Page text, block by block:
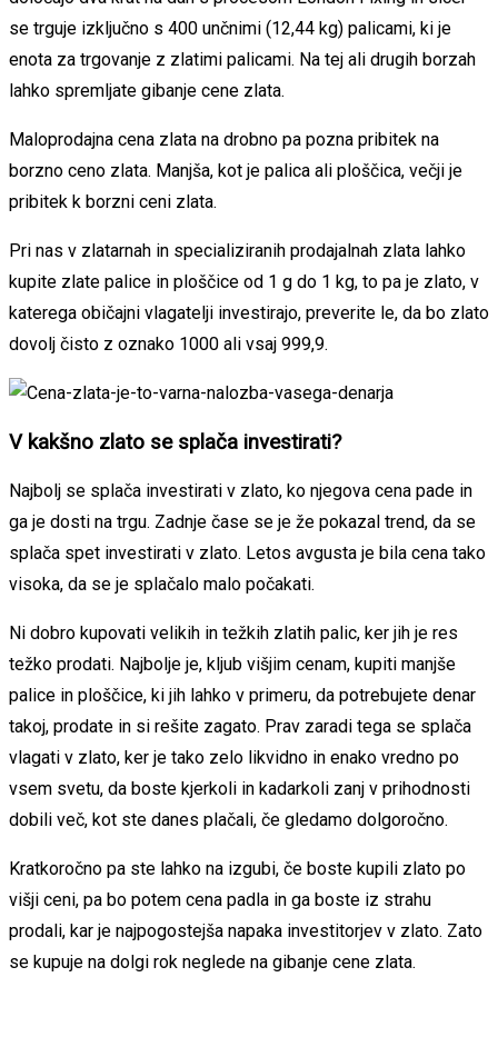
se trguje izključno s 400 unčnimi (12,44 kg) palicami, ki je
enota za trgovanje z zlatimi palicami. Na tej ali drugih borzah
lahko spremljate gibanje cene zlata.
Maloprodajna cena zlata na drobno pa pozna pribitek na
borzno ceno zlata. Manjša, kot je palica ali ploščica, večji je
pribitek k borzni ceni zlata.
Pri nas v zlatarnah in specializiranih prodajalnah zlata lahko
kupite zlate palice in ploščice od 1 g do 1 kg, to pa je zlato, v
katerega običajni vlagatelji investirajo, preverite le, da bo zlato
dovolj čisto z oznako 1000 ali vsaj 999,9.
V kakšno zlato se splača investirati?
Najbolj se splača investirati v zlato, ko njegova cena pade in
ga je dosti na trgu. Zadnje čase se je že pokazal trend, da se
splača spet investirati v zlato. Letos avgusta je bila cena tako
visoka, da se je splačalo malo počakati.
Ni dobro kupovati velikih in težkih zlatih palic, ker jih je res
težko prodati. Najbolje je, kljub višjim cenam, kupiti manjše
palice in ploščice, ki jih lahko v primeru, da potrebujete denar
takoj, prodate in si rešite zagato. Prav zaradi tega se splača
vlagati v zlato, ker je tako zelo likvidno in enako vredno po
vsem svetu, da boste kjerkoli in kadarkoli zanj v prihodnosti
dobili več, kot ste danes plačali, če gledamo dolgoročno.
Kratkoročno pa ste lahko na izgubi, če boste kupili zlato po
višji ceni, pa bo potem cena padla in ga boste iz strahu
prodali, kar je najpogostejša napaka investitorjev v zlato. Zato
se kupuje na dolgi rok neglede na gibanje cene zlata.